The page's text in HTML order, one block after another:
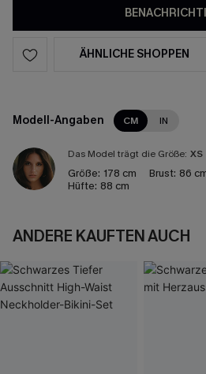
ÄHNLICHE SHOPPEN
Modell-Angaben CM IN
Das Model trägt die Größe: XS
Größe: 178 cm Brust: 86
Hüfte: 88 cm
ANDERE KAUFTEN AUCH